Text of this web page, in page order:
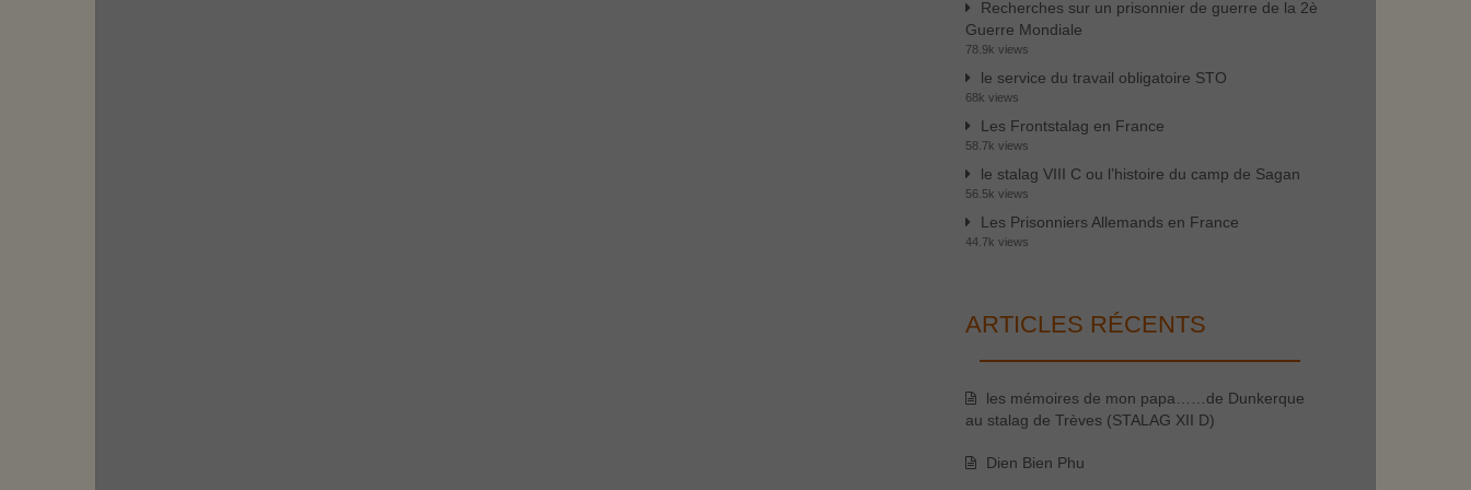
Recherches sur un prisonnier de guerre de la 2è
Guerre Mondiale
78.9k views
le service du travail obligatoire STO
68k views
Les Frontstalag en France
58.7k views
le stalag VIII C ou l’histoire du camp de Sagan
56.5k views
Les Prisonniers Allemands en France
44.7k views
ARTICLES RÉCENTS
les mémoires de mon papa……de Dunkerque
au stalag de Trèves (STALAG XII D)
Dien Bien Phu